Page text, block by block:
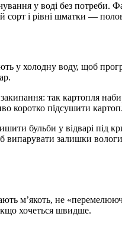
у воді без потреби.
сорт і рівні шматки —
у холодну воду, щоб
так картопля
коротко підсушити
бульби у відварі під
залишки
м’якоть, не
хочеться швидше.